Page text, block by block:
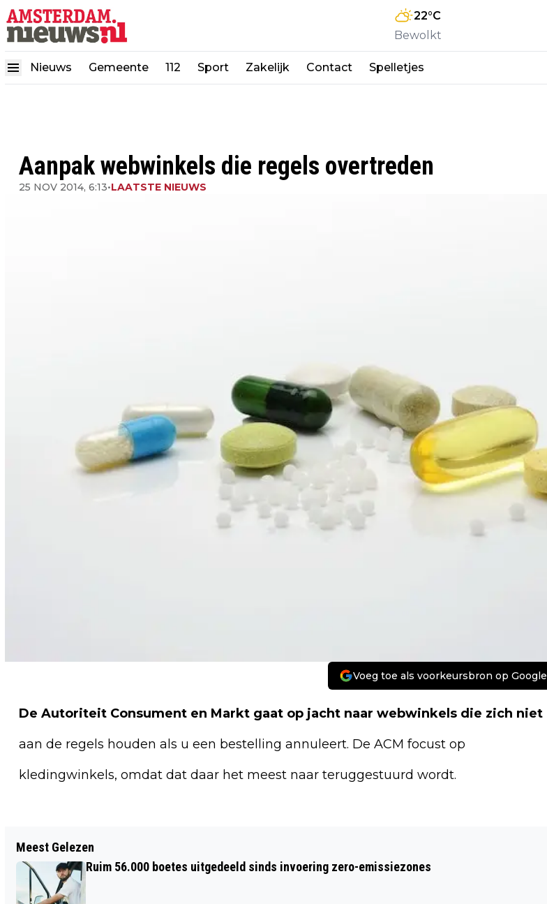
22°C
Bewolkt
Nieuws Gemeente 112 Sport Zakelijk Contact Spelletjes
Aanpak webwinkels die regels overtreden
25 NOV 2014, 6:13•LAATSTE NIEUWS
Voeg toe als voorkeursbron op Google
De Autoriteit Consument en Markt gaat op jacht naar webwinkels die zich niet
aan de regels houden als u een bestelling annuleert. De ACM focust op
kledingwinkels, omdat dat daar het meest naar teruggestuurd wordt.
RAVAGE A16 DOOR ONGELUK
VRACHTWAGEN
OVERTREDEN
Meest Gelezen
Ruim 56.000 boetes uitgedeeld sinds invoering zero-emissiezones